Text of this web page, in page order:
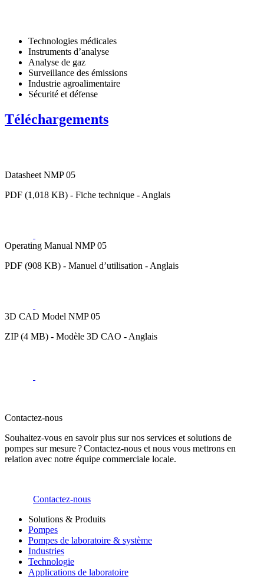
Technologies médicales
Instruments d’analyse
Analyse de gaz
Surveillance des émissions
Industrie agroalimentaire
Sécurité et défense
Téléchargements
Datasheet NMP 05
PDF (1,018 KB) - Fiche technique - Anglais
Operating Manual NMP 05
PDF (908 KB) - Manuel d’utilisation - Anglais
3D CAD Model NMP 05
ZIP (4 MB) - Modèle 3D CAO - Anglais
Contactez-nous
Souhaitez-vous en savoir plus sur nos services et solutions de
pompes sur mesure ? Contactez-nous et nous vous mettrons en
relation avec notre équipe commerciale locale.
Contactez-nous
Solutions & Produits
Pompes
Pompes de laboratoire & système
Industries
Technologie
Applications de laboratoire